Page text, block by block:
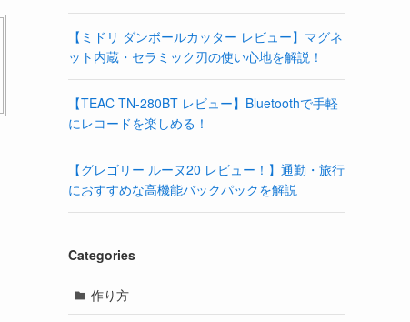
【ミドリ ダンボールカッター レビュー】マグネ
ット内蔵・セラミック刃の使い心地を解説！
【TEAC TN-280BT レビュー】Bluetoothで手軽
にレコードを楽しめる！
【グレゴリー ルーヌ20 レビュー！】通勤・旅行
におすすめな高機能バックパックを解説
Categories
作り方